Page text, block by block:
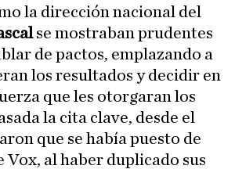
la dirección nacional del
se mostraban prudentes
de pactos, emplazando a
los resultados y decidir en
que les otorgaran los
la cita clave, desde el
que se había puesto de
Vox, al haber duplicado sus